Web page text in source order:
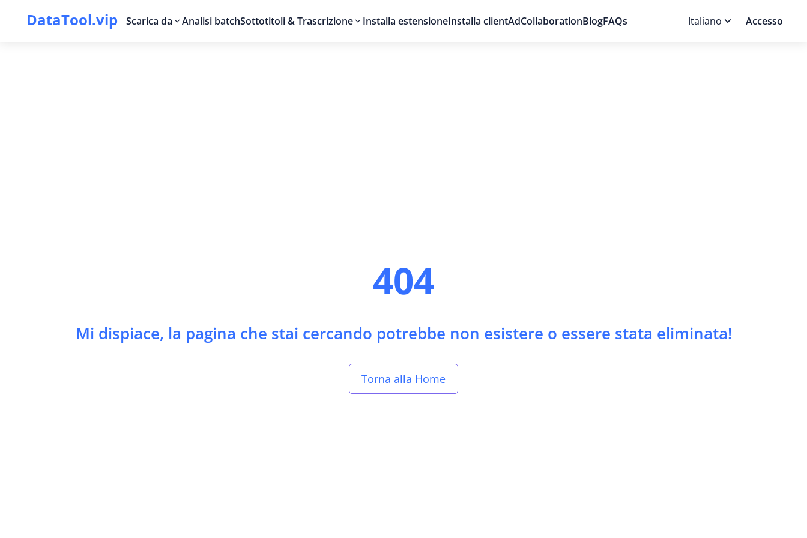
DataTool.vip Scarica da Analisi batchSottotitoli & Trascrizione Installa estensioneInstalla clientAdCollaborationBlogFAQs Italiano Accesso
404
Mi dispiace, la pagina che stai cercando potrebbe non esistere o essere stata eliminata!
Torna alla Home